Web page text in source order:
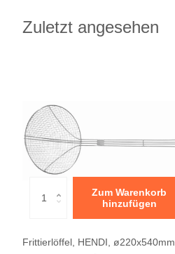
Zuletzt angesehen
Zum Warenkorb
hinzufügen
Frittierlöffel, HENDI, ø220x540mm